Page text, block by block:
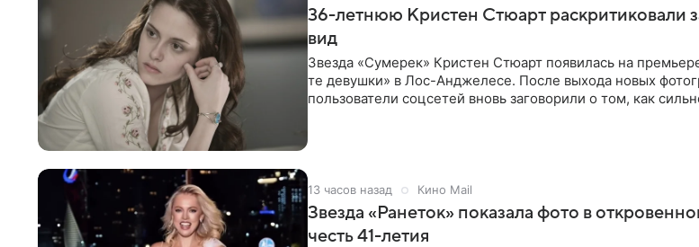
36-летнюю Кристен Стюарт раскритиковали
вид
Звезда «Сумерек» Кристен Стюарт появилась на
те девушки» в Лос-Анджелесе. После выхода новых
пользователи соцсетей вновь заговорили о том, как
13 часов назад Кино Mail
Звезда «Ранеток» показала фото в
честь 41-летия